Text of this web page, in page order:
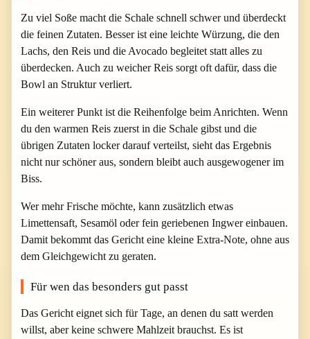
Zu viel Soße macht die Schale schnell schwer und überdeckt
die feinen Zutaten. Besser ist eine leichte Würzung, die den
Lachs, den Reis und die Avocado begleitet statt alles zu
überdecken. Auch zu weicher Reis sorgt oft dafür, dass die
Bowl an Struktur verliert.
Ein weiterer Punkt ist die Reihenfolge beim Anrichten. Wenn
du den warmen Reis zuerst in die Schale gibst und die
übrigen Zutaten locker darauf verteilst, sieht das Ergebnis
nicht nur schöner aus, sondern bleibt auch ausgewogener im
Biss.
Wer mehr Frische möchte, kann zusätzlich etwas
Limettensaft, Sesamöl oder fein geriebenen Ingwer einbauen.
Damit bekommt das Gericht eine kleine Extra-Note, ohne aus
dem Gleichgewicht zu geraten.
Für wen das besonders gut passt
Das Gericht eignet sich für Tage, an denen du satt werden
willst, aber keine schwere Mahlzeit brauchst. Es ist